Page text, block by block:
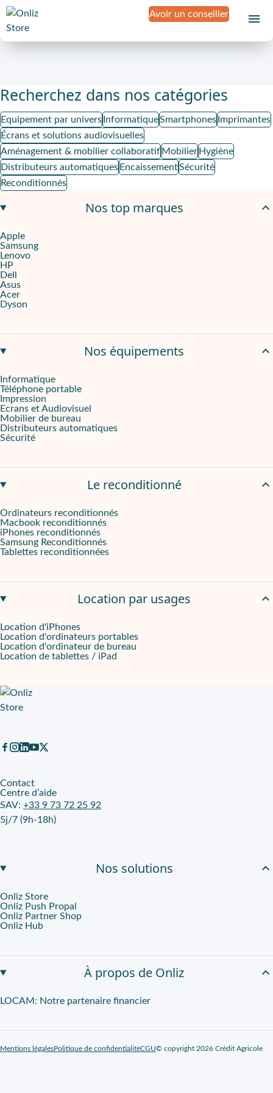
Avoir un conseiller
Recherchez dans nos catégories
Equipement par universInformatiqueSmartphonesImprimantes
Écrans et solutions audiovisuelles
Aménagement & mobilier collaboratifMobilierHygiène
Distributeurs automatiquesEncaissementSécurité
Reconditionnés
Nos top marques
Apple
Samsung
Lenovo
HP
Dell
Asus
Acer
Dyson
Nos équipements
Informatique
Téléphone portable
Impression
Ecrans et Audiovisuel
Mobilier de bureau
Distributeurs automatiques
Sécurité
Le reconditionné
Ordinateurs reconditionnés
Macbook reconditionnés
iPhones reconditionnés
Samsung Reconditionnés
Tablettes reconditionnées
Location par usages
Location d'iPhones
Location d'ordinateurs portables
Location d'ordinateur de bureau
Location de tablettes / iPad
Contact
Centre d’aide
SAV: +33 9 73 72 25 92
5j/7 (9h-18h)
Nos solutions
Onliz Store
Onliz Push Propal
Onliz Partner Shop
Onliz Hub
À propos de Onliz
LOCAM: Notre partenaire financier
Mentions légalesPolitique de confidentialitéCGU© copyright 2026 Crédit Agricole